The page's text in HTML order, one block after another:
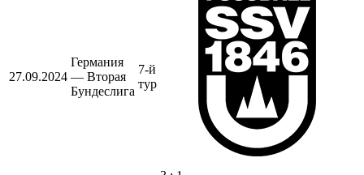
27.09.2024
Германия
— Вторая
Бундеслига
7-й
тур